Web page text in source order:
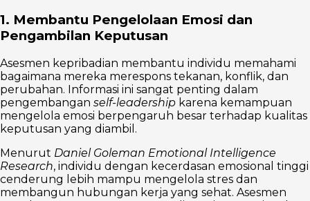
1. Membantu Pengelolaan Emosi dan
Pengambilan Keputusan
Asesmen kepribadian membantu individu memahami
bagaimana mereka merespons tekanan, konflik, dan
perubahan. Informasi ini sangat penting dalam
pengembangan self-leadership karena kemampuan
mengelola emosi berpengaruh besar terhadap kualitas
keputusan yang diambil.
Menurut Daniel Goleman Emotional Intelligence
Research, individu dengan kecerdasan emosional tinggi
cenderung lebih mampu mengelola stres dan
membangun hubungan kerja yang sehat. Asesmen